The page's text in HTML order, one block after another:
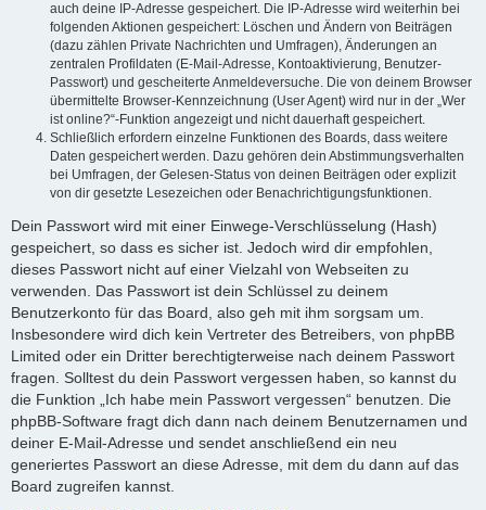
auch deine IP-Adresse gespeichert. Die IP-Adresse wird weiterhin bei
folgenden Aktionen gespeichert: Löschen und Ändern von Beiträgen
(dazu zählen Private Nachrichten und Umfragen), Änderungen an
zentralen Profildaten (E-Mail-Adresse, Kontoaktivierung, Benutzer-
Passwort) und gescheiterte Anmeldeversuche. Die von deinem Browser
übermittelte Browser-Kennzeichnung (User Agent) wird nur in der „Wer
ist online?“-Funktion angezeigt und nicht dauerhaft gespeichert.
Schließlich erfordern einzelne Funktionen des Boards, dass weitere
Daten gespeichert werden. Dazu gehören dein Abstimmungsverhalten
bei Umfragen, der Gelesen-Status von deinen Beiträgen oder explizit
von dir gesetzte Lesezeichen oder Benachrichtigungsfunktionen.
Dein Passwort wird mit einer Einwege-Verschlüsselung (Hash)
gespeichert, so dass es sicher ist. Jedoch wird dir empfohlen,
dieses Passwort nicht auf einer Vielzahl von Webseiten zu
verwenden. Das Passwort ist dein Schlüssel zu deinem
Benutzerkonto für das Board, also geh mit ihm sorgsam um.
Insbesondere wird dich kein Vertreter des Betreibers, von phpBB
Limited oder ein Dritter berechtigterweise nach deinem Passwort
fragen. Solltest du dein Passwort vergessen haben, so kannst du
die Funktion „Ich habe mein Passwort vergessen“ benutzen. Die
phpBB-Software fragt dich dann nach deinem Benutzernamen und
deiner E-Mail-Adresse und sendet anschließend ein neu
generiertes Passwort an diese Adresse, mit dem du dann auf das
Board zugreifen kannst.